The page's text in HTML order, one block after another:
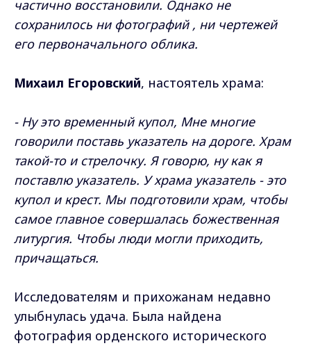
частично восстановили. Однако не
сохранилось ни фотографий , ни чертежей
его первоначального облика.
Михаил Егоровский, настоятель храма:
- Ну это временный купол, Мне многие
говорили поставь указатель на дороге. Храм
такой-то и стрелочку. Я говорю, ну как я
поставлю указатель. У храма указатель - это
купол и крест. Мы подготовили храм, чтобы
самое главное совершалась божественная
литургия. Чтобы люди могли приходить,
причащаться.
Исследователям и прихожанам недавно
улыбнулась удача. Была найдена
фотография орденского исторического